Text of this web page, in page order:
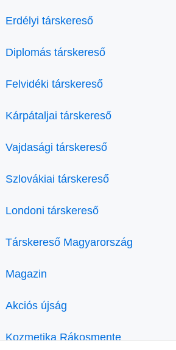
Erdélyi társkereső
Diplomás társkereső
Felvidéki társkereső
Kárpátaljai társkereső
Vajdasági társkereső
Szlovákiai társkereső
Londoni társkereső
Társkereső Magyarország
Magazin
Akciós újság
Kozmetika Rákosmente